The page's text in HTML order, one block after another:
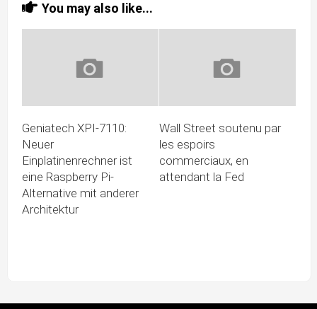
You may also like...
Geniatech XPI-7110:
Neuer
Einplatinenrechner ist
eine Raspberry Pi-
Alternative mit anderer
Architektur
Wall Street soutenu par
les espoirs
commerciaux, en
attendant la Fed